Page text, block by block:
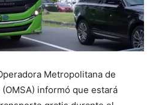
Metropolitana de
informó que estará